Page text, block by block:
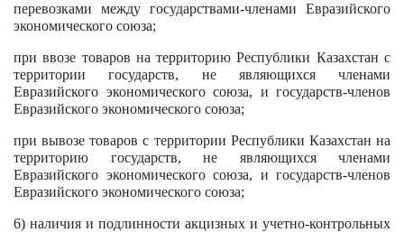
перевозками между государствами-членами Евразийского
экономического союза;
при ввозе товаров на территорию Республики Казахстан с
территории государств, не являющихся членами
Евразийского экономического союза, и государств-членов
Евразийского экономического союза;
при вывозе товаров с территории Республики Казахстан на
территорию государств, не являющихся членами
Евразийского экономического союза, и государств-членов
Евразийского экономического союза;
6) наличия и подлинности акцизных и учетно-контрольных